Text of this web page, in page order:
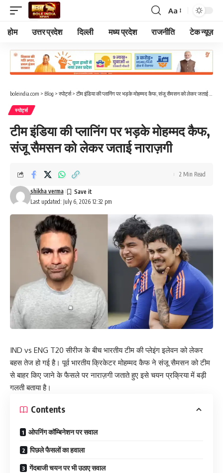
Font
Resizer
Aa
होम उत्तर प्रदेश दिल्ली मध्य प्रदेश राजनीति टेक न्यूज़
boleindia.com > Blog > स्पोर्ट्स> टीम इंडिया की प्लानिंग पर भड़के मोहम्मद कैफ, संजू सैमसन को लेकर जताई नाराज़गी
स्पोर्ट्स
टीम इंडिया की प्लानिंग पर भड़के मोहम्मद कैफ,
संजू सैमसन को लेकर जताई नाराज़गी
Last updated: July 6, 2026 12:32 pm
shikha verma
2 Min Read
IND vs ENG T20 सीरीज के बीच भारतीय टीम की प्लेइंग इलेवन को लेकर
बहस तेज हो गई है। पूर्व भारतीय क्रिकेटर मोहम्मद कैफ ने संजू सैमसन को टीम
से बाहर किए जाने के फैसले पर नाराज़गी जताते हुए इसे चयन प्रक्रिया में बड़ी
गलती बताया है।
Contents
ओपनिंग कॉम्बिनेशन पर सवाल
पिछले फैसलों का हवाला
गेंदबाजी चयन पर भी उठाए सवाल